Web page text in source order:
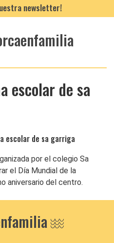
newsletter!
escolar de sa
escolar de sa garriga
por el colegio Sa
el Día Mundial de la
aniversario del centro.